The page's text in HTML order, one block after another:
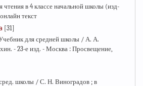
чтения в 4 классе начальной школы (изд-
текст
[31]
для средней школы / А. А.
- 23-е изд. - Москва : Просвещение,
школы / С. Н. Виноградов ; в